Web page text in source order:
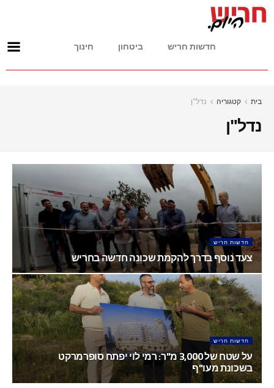
חדשות חריש ביטחון חינוך
בית קטגוריה נדל"ן
נדל"ן
חדשות חריש
צעד נוסף בדרך להקמת שכונה חדשה בחריש
אפריל 9, 2025
חדשות חריש
על שטח של 3,000 מ"ר: רמי לוי יפתח סופרמרקט
בשכונת מעו"ף